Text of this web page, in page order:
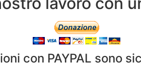
con PAYPAL sono